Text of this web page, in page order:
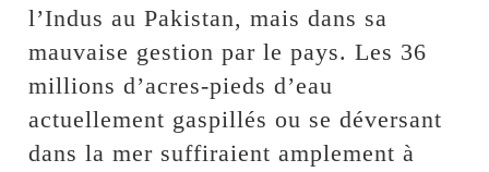
l’Indus au Pakistan, mais dans sa
mauvaise gestion par le pays. Les 36
millions d’acres-pieds d’eau
actuellement gaspillés ou se déversant
dans la mer suffiraient amplement à